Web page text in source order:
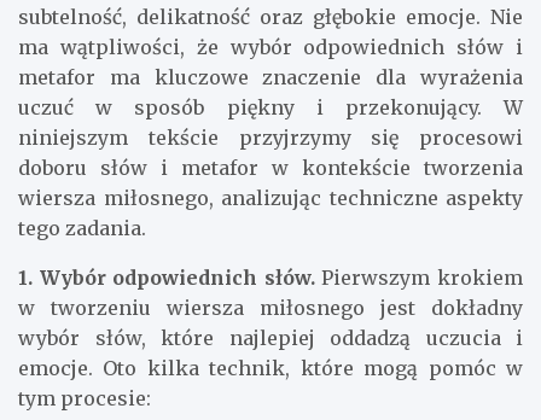
subtelność, delikatność oraz głębokie emocje. Nie
ma wątpliwości, że wybór odpowiednich słów i
metafor ma kluczowe znaczenie dla wyrażenia
uczuć w sposób piękny i przekonujący. W
niniejszym tekście przyjrzymy się procesowi
doboru słów i metafor w kontekście tworzenia
wiersza miłosnego, analizując techniczne aspekty
tego zadania.
1. Wybór odpowiednich słów.Pierwszym krokiem
w tworzeniu wiersza miłosnego jest dokładny
wybór słów, które najlepiej oddadzą uczucia i
emocje. Oto kilka technik, które mogą pomóc w
tym procesie: